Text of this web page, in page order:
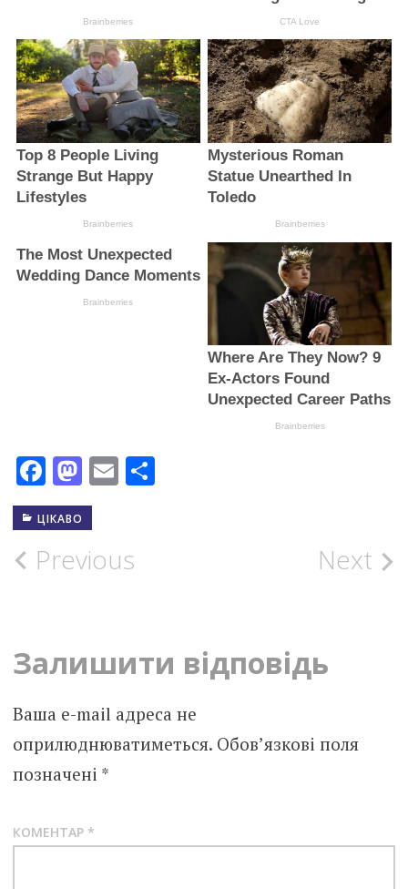
Facebook
Mastodon
EmailПоділитися
ЦІКАВО
Post
Previous Next
Залишити відповідь
Ваша e-mail адреса не
оприлюднюватиметься. Обов’язкові поля
позначені *
КОМЕНТАР *